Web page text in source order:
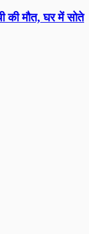
की मौत, घर में सोते